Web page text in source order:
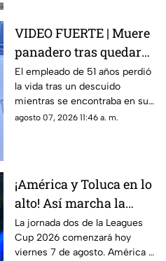
VIDEO FUERTE | Muere
panadero tras quedar
atrapado en una
mezcladora industrial
El empleado de 51 años perdió
la vida tras un descuido
mientras se encontraba en su
jornada laboral.
agosto 07, 2026 11:46 a. m.
¡América y Toluca en lo
alto! Así marcha la
tabla de posiciones de
la Leagues Cup 2026
La jornada dos de la Leagues
Cup 2026 comenzará hoy
viernes 7 de agosto. América y